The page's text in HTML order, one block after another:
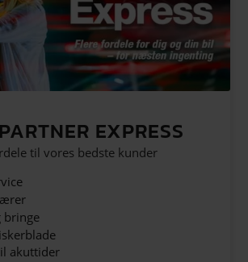
EXPRESS
til vores bedste kunder
bringe
akuttider